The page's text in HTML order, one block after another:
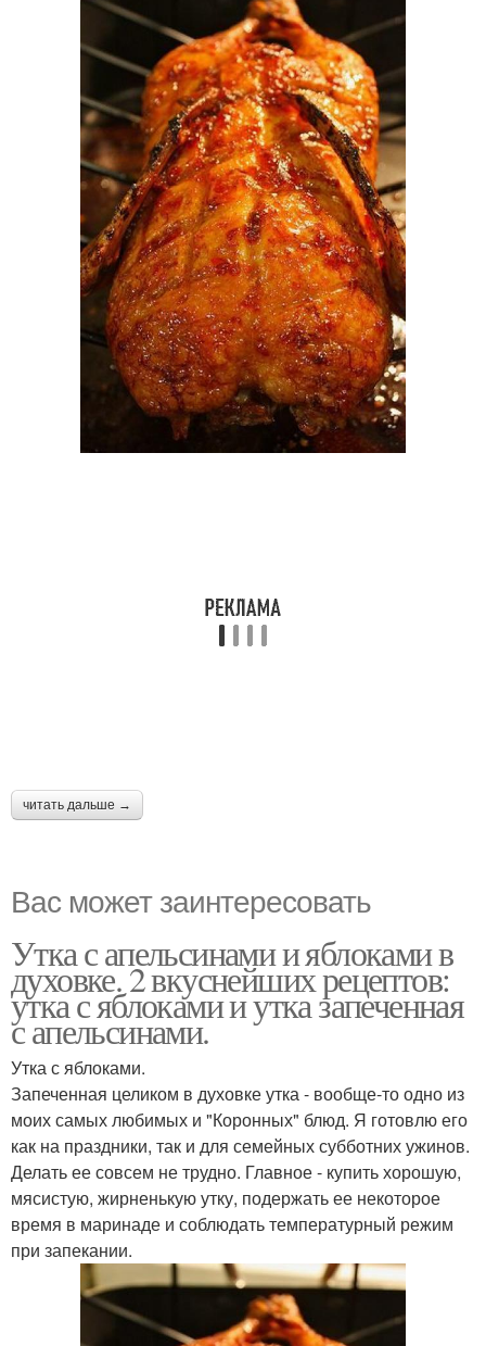
читать дальше →
Вас может заинтересовать
Утка с апельсинами и яблоками в
духовке. 2 вкуснейших рецептов:
утка с яблоками и утка запеченная
с апельсинами.
Утка с яблоками.
Запеченная целиком в духовке утка - вообще-то одно из
моих самых любимых и "Коронных" блюд. Я готовлю его
как на праздники, так и для семейных субботних ужинов.
Делать ее совсем не трудно. Главное - купить хорошую,
мясистую, жирненькую утку, подержать ее некоторое
время в маринаде и соблюдать температурный режим
при запекании.